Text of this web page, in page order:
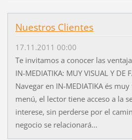
Nuestros Clientes
17.11.2011 00:00
Te invitamos a conocer las
IN-MEDIATIKA: MUY VISUAL Y DE
Navegar en IN-MEDIATIKA és
menú, el lector tiene acceso a la
interese, sin perderse por el
negocio se relacionará...